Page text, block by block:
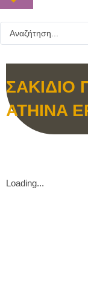
ΣΑΚΙΔΙΟ
ATHINA
Loading...